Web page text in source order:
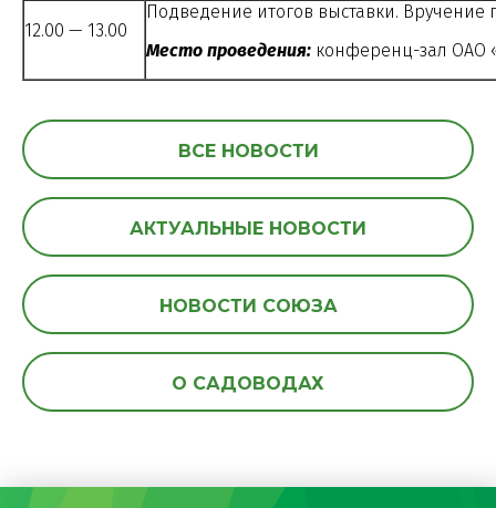
12.00 — 13.00
Подведение итогов выставки. Вручение
Место проведения: конференц-зал ОАО
ВСЕ НОВОСТИ
АКТУАЛЬНЫЕ НОВОСТИ
НОВОСТИ СОЮЗА
О САДОВОДАХ